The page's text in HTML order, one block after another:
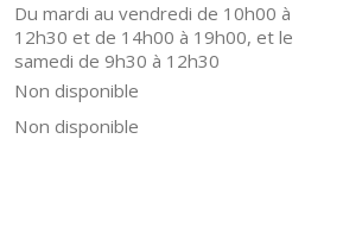
Du mardi au vendredi de 10h00 à
12h30 et de 14h00 à 19h00, et le
samedi de 9h30 à 12h30
Non disponible
Non disponible